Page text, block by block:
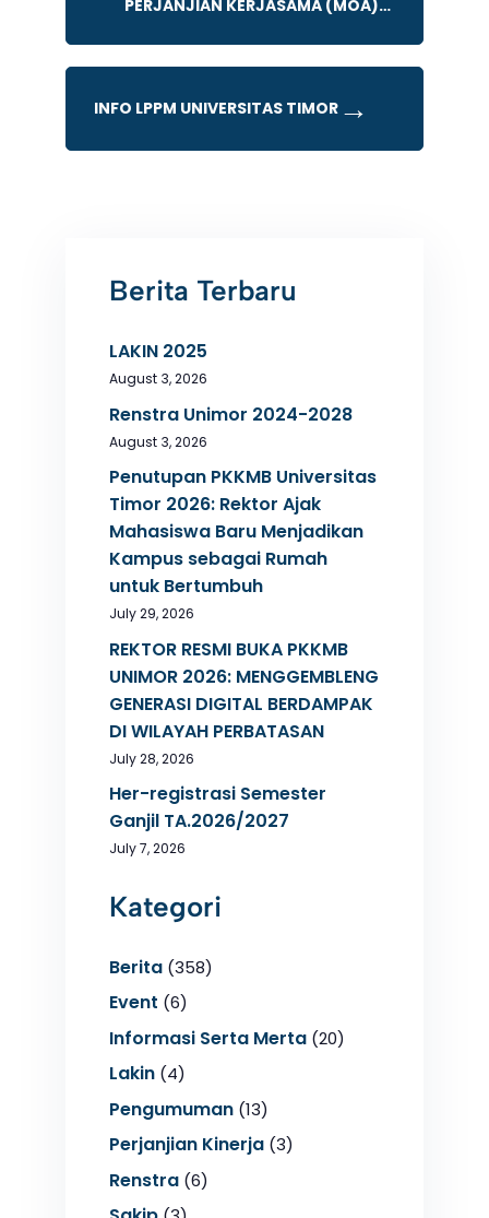
PERJANJIAN KERJASAMA (MOA)
DENGAN PENGADILAN NEGERI
ATAMBUA KELAS IB
INFO LPPM UNIVERSITAS TIMOR→
Berita Terbaru
LAKIN 2025
August 3, 2026
Renstra Unimor 2024-2028
August 3, 2026
Penutupan PKKMB Universitas
Timor 2026: Rektor Ajak
Mahasiswa Baru Menjadikan
Kampus sebagai Rumah
untuk Bertumbuh
July 29, 2026
REKTOR RESMI BUKA PKKMB
UNIMOR 2026: MENGGEMBLENG
GENERASI DIGITAL BERDAMPAK
DI WILAYAH PERBATASAN
July 28, 2026
Her-registrasi Semester
Ganjil TA.2026/2027
July 7, 2026
Kategori
Berita(358)
Event (6)
Informasi Serta Merta(20)
Lakin(4)
Pengumuman(13)
Perjanjian Kinerja(3)
Renstra(6)